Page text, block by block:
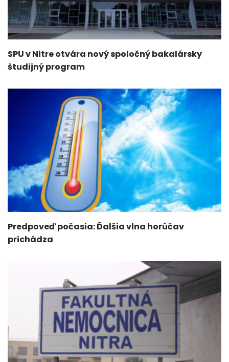
SPU v Nitre otvára nový spoločný bakalársky
študijný program
Predpoveď počasia: Ďalšia vlna horúčav
prichádza